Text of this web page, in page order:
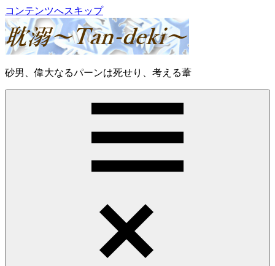
コンテンツへスキップ
耽
砂男、偉大なるパーンは死せり、考える葦